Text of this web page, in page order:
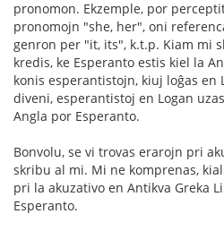
pronomon. Ekzemple, por
pronomojn "she, her", oni
genron per "it, its", k.t.p. Kiam mi
kredis, ke Esperanto estis kiel la
konis esperantistojn, kiuj loĝas en
diveni, esperantistoj en Logan
Angla por Esperanto.
Bonvolu, se vi trovas erarojn pri
skribu al mi. Mi ne komprenas,
pri la akuzativo en Antikva Greka
Esperanto.